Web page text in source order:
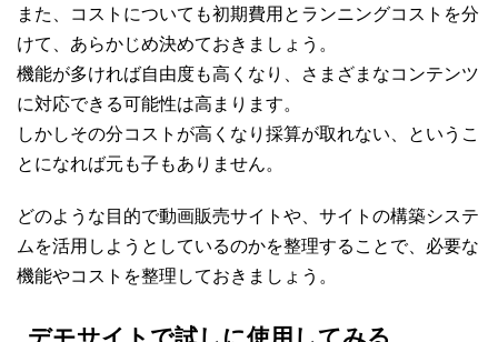
また、コストについても初期費用とランニングコストを分
けて、あらかじめ決めておきましょう。
機能が多ければ自由度も高くなり、さまざまなコンテンツ
に対応できる可能性は高まります。
しかしその分コストが高くなり採算が取れない、というこ
とになれば元も子もありません。
どのような目的で動画販売サイトや、サイトの構築システ
ムを活用しようとしているのかを整理することで、必要な
機能やコストを整理しておきましょう。